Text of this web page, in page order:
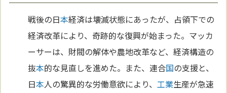
戦後の日本経済は壊滅状態にあったが、占領下での
経済改革により、奇跡的な復興が始まった。マッカ
ーサーは、財閥の解体や農地改革など、経済構造の
抜本的な見直しを進めた。また、連合国の支援と、
日本人の驚異的な労働意欲により、 工業生産が急速